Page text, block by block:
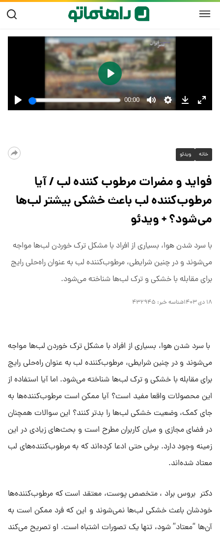
خانه ویدئو
فواید و مضرات مرطوب کننده لب / آیا
مرطوب‌کننده لب باعث خشکی بیشتر لب‌ها
می‌شود؟ + ویدئو
با سرد شدن هوا، بسیاری از افراد با مشکل ترک خوردن لب‌ها مواجه
می‌شوند و در چنین شرایطی، مرطوب‌کننده لب به عنوان راه‌حلی رایج
برای مقابله با خشکی و ترک لب‌ها شناخته می‌شود.
۱۸ دی ۱۴۰۳ شناسه خبر: ۴۳۲۹۴۵
با سرد شدن هوا، بسیاری از افراد با مشکل ترک خوردن لب‌ها مواجه
می‌شوند و در چنین شرایطی، مرطوب‌کننده لب به عنوان راه‌حلی رایج
برای مقابله با خشکی و ترک لب‌ها شناخته می‌شود. اما آیا استفاده از
این محصولات واقعا مفید است؟ آیا ممکن است مرطوب‌کننده‌ها به
جای کمک، وضعیت خشکی لب‌ها را بدتر کنند؟ این سوالات همچنان
در فضای مجازی و میان کاربران مطرح است و بحث‌های زیادی در این
زمینه وجود دارد. برخی حتی ادعا کرده‌اند که به مرطوب‌کننده‌های لب
معتاد شده‌اند.
دکتر بروس براد ، متخصص پوست، معتقد است که مرطوب‌کننده‌ها
خودشان باعث خشکی لب‌ها نمی‌شوند و این که فرد ممکن است به
آن‌ها “معتاد” شود، تنها یک تصورات اشتباه است. او تصریح می‌کند